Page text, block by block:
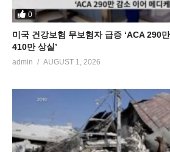
0
미국 건강보험 무보험자 급증 ‘ACA 290
410만 상실’
admin AUGUST 1, 2026